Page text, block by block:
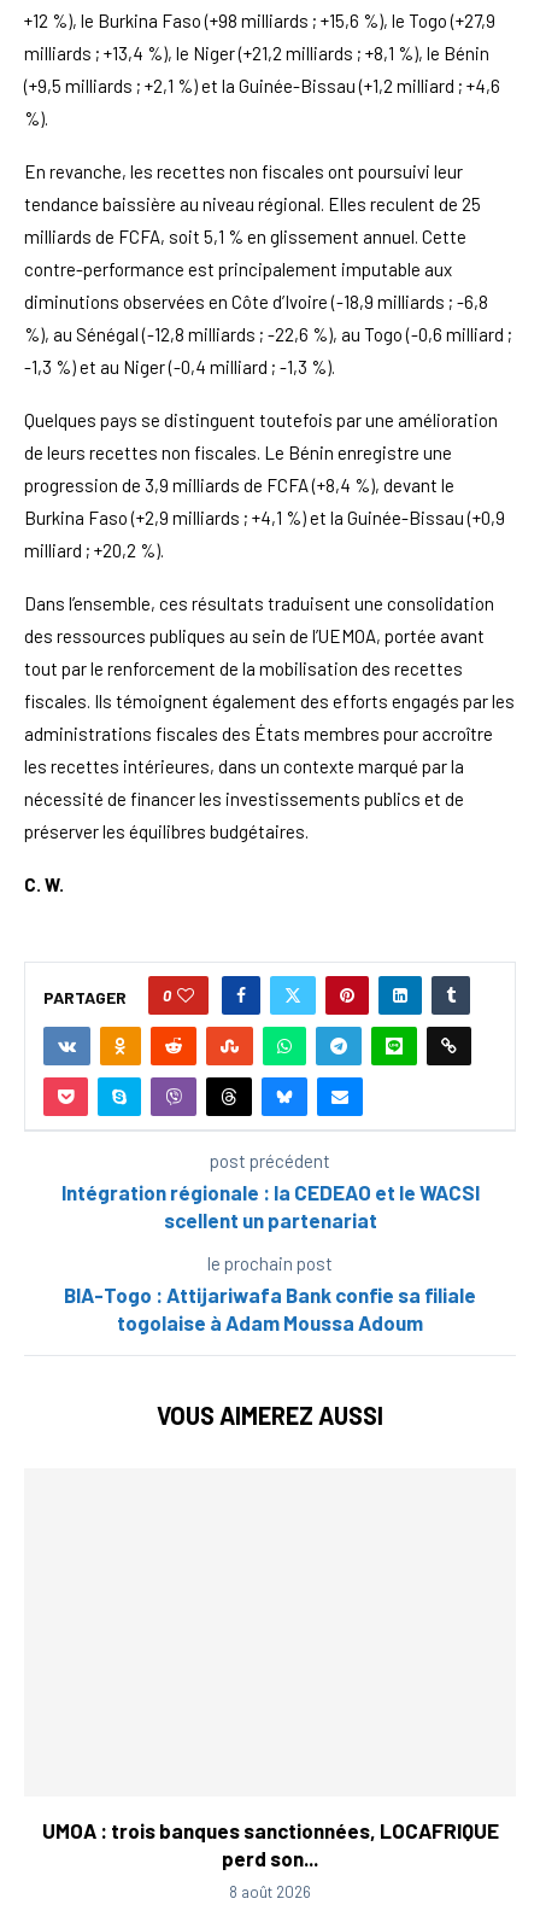
+12 %), le Burkina Faso (+98 milliards ; +15,6 %), le Togo (+27,9
milliards ; +13,4 %), le Niger (+21,2 milliards ; +8,1 %), le Bénin
(+9,5 milliards ; +2,1 %) et la Guinée-Bissau (+1,2 milliard ; +4,6
%).
En revanche, les recettes non fiscales ont poursuivi leur
tendance baissière au niveau régional. Elles reculent de 25
milliards de FCFA, soit 5,1 % en glissement annuel. Cette
contre-performance est principalement imputable aux
diminutions observées en Côte d’Ivoire (-18,9 milliards ; -6,8
%), au Sénégal (-12,8 milliards ; -22,6 %), au Togo (-0,6 milliard ;
-1,3 %) et au Niger (-0,4 milliard ; -1,3 %).
Quelques pays se distinguent toutefois par une amélioration
de leurs recettes non fiscales. Le Bénin enregistre une
progression de 3,9 milliards de FCFA (+8,4 %), devant le
Burkina Faso (+2,9 milliards ; +4,1 %) et la Guinée-Bissau (+0,9
milliard ; +20,2 %).
Dans l’ensemble, ces résultats traduisent une consolidation
des ressources publiques au sein de l’UEMOA, portée avant
tout par le renforcement de la mobilisation des recettes
fiscales. Ils témoignent également des efforts engagés par les
administrations fiscales des États membres pour accroître
les recettes intérieures, dans un contexte marqué par la
nécessité de financer les investissements publics et de
préserver les équilibres budgétaires.
C. W.
PARTAGER 0
post précédent
Intégration régionale : la CEDEAO et le WACSI
scellent un partenariat
le prochain post
BIA-Togo : Attijariwafa Bank confie sa filiale
togolaise à Adam Moussa Adoum
VOUS AIMEREZ AUSSI
UMOA : trois banques sanctionnées, LOCAFRIQUE
perd son...
8 août 2026